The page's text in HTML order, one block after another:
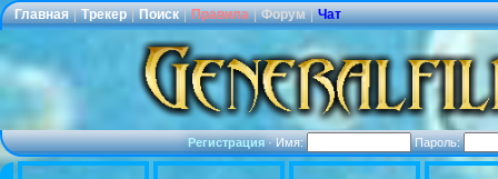
Главная | Трекер | Поиск | Правила | Форум | Чат
Регистрация·Имя: Пароль: